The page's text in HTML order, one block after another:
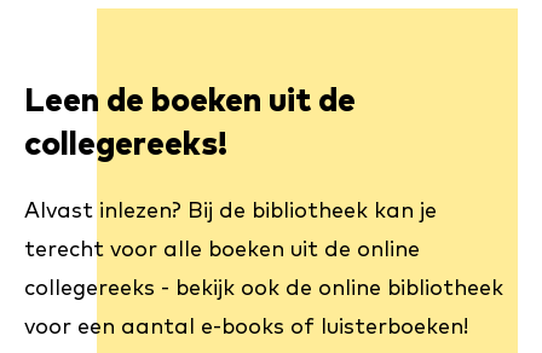
Leen de boeken uit de
collegereeks!
Alvast inlezen? Bij de bibliotheek kan je
terecht voor alle boeken uit de online
collegereeks - bekijk ook de online bibliotheek
voor een aantal e-books of luisterboeken!